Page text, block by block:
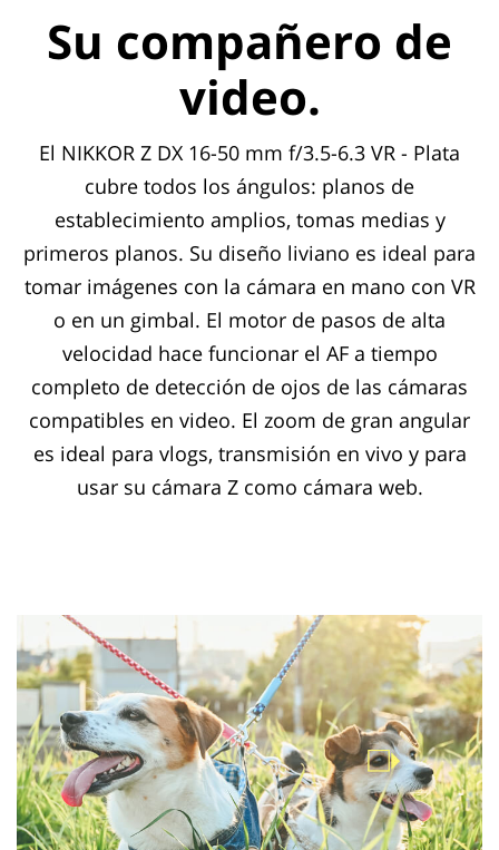
Su compañero de
video.
El NIKKOR Z DX 16-50 mm f/3.5-6.3 VR - Plata
cubre todos los ángulos: planos de
establecimiento amplios, tomas medias y
primeros planos. Su diseño liviano es ideal para
tomar imágenes con la cámara en mano con VR
o en un gimbal. El motor de pasos de alta
velocidad hace funcionar el AF a tiempo
completo de detección de ojos de las cámaras
compatibles en video. El zoom de gran angular
es ideal para vlogs, transmisión en vivo y para
usar su cámara Z como cámara web.